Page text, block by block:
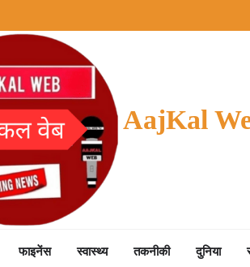
AajKal
फाइनेंस स्वास्थ्य तकनीकी दुनिया